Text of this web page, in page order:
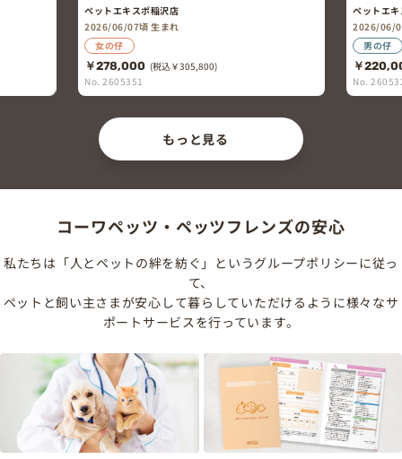
ペットエキスポ稲沢店
2026/06/07頃 生まれ
女の仔
￥278,000 (税込￥305,800)
No. 2605351
ペットエ
2026/06/
男の仔
￥
No.
もっと見る
コーワペッツ・ペッツフレンズの安心
私たちは「人とペットの絆を紡ぐ」というグループポリシーに従っ
て、
ペットと飼い主さまが安心して暮らしていただけるように様々なサ
ポートサービスを行っています。